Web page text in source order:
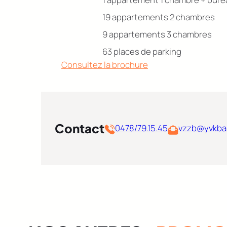
19 appartements 2 chambres
9 appartements 3 chambres
63 places de parking
Consultez la brochure
Contact 0478/79.15.45